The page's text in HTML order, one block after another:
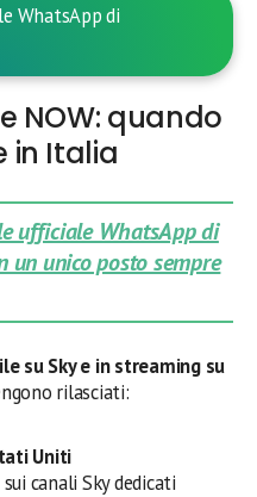
WhatsApp di
NOW: quando
in Italia
ufficiale WhatsApp di
un unico posto sempre
su Sky e in streaming su
rilasciati:
Uniti
canali Sky dedicati